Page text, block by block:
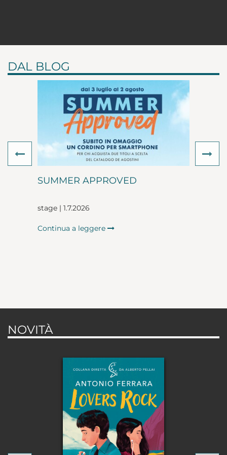
DAL BLOG
SUMMER APPROVED
stage | 1.7.2026
Continua a leggere
Previous
NOVITÀ